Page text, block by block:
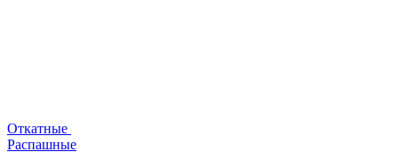
Откатные
Распашные